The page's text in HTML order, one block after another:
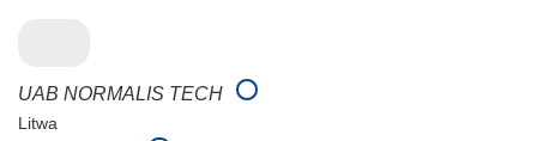
UAB NORMALIS TECH
Litwa